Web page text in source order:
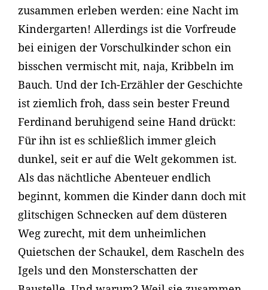
zusammen erleben werden: eine Nacht im
Kindergarten! Allerdings ist die Vorfreude
bei einigen der Vorschulkinder schon ein
bisschen vermischt mit, naja, Kribbeln im
Bauch. Und der Ich-Erzähler der Geschichte
ist ziemlich froh, dass sein bester Freund
Ferdinand beruhigend seine Hand drückt:
Für ihn ist es schließlich immer gleich
dunkel, seit er auf die Welt gekommen ist.
Als das nächtliche Abenteuer endlich
beginnt, kommen die Kinder dann doch mit
glitschigen Schnecken auf dem düsteren
Weg zurecht, mit dem unheimlichen
Quietschen der Schaukel, dem Rascheln des
Igels und den Monsterschatten der